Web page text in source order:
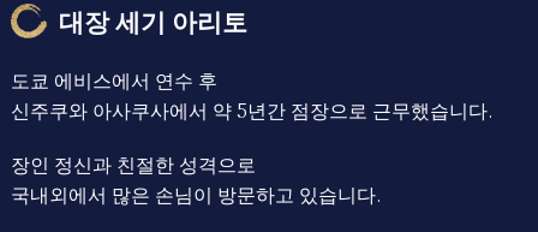
대장 세기 아리토
도쿄 에비스에서 연수 후
신주쿠와 아사쿠사에서 약 5년간 점장으로 근무했습니다.
장인 정신과 친절한 성격으로
국내외에서 많은 손님이 방문하고 있습니다.